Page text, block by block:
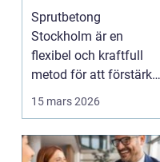
Sprutbetong
Stockholm är en
flexibel och kraftfull
metod för att förstärka
berg,...
15 mars 2026